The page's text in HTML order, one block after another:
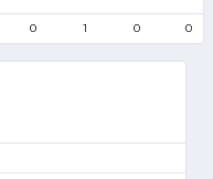
0 1 0 0